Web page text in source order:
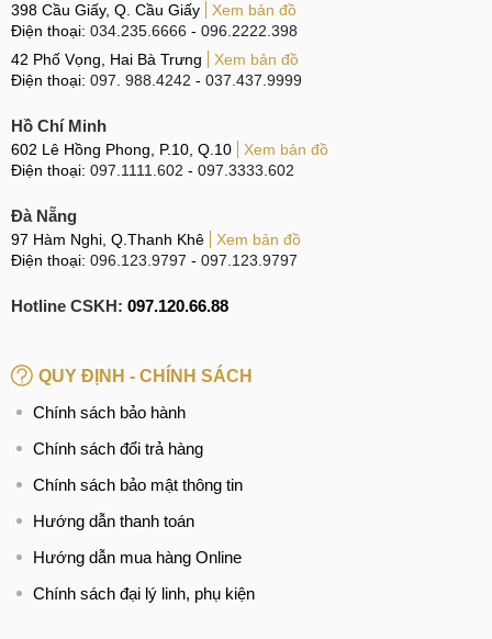
Hệ thống sửa chữa điện thoại di động
Tại Hà Nội
CN 1:120 Thái Hà, Q. Đống Đa
Hotline:037.437.9999
Hotline:096.2222.398
Hotline:0338.424242
CN 5:
602 Lê Hồng Phong, Quận 10
Hotline:097.3333.602
Tại Đà Nẵng
CN 6:97 Hàm Nghi, Q.Thanh Khê
398 Cầu Giấy, Q. Cầu Giấy
Xem bản đồ
Điện thoại: 034.235.6666 - 096.2222.398
42 Phố Vọng, Hai Bà Trưng
Xem bản đồ
Điện thoại: 097. 988.4242 - 037.437.9999
Hồ Chí Minh
602 Lê Hồng Phong, P.10, Q.10
Xem bản đồ
Điện thoại: 097.1111.602 - 097.3333.602
Đà Nẵng
97 Hàm Nghi, Q.Thanh Khê
Xem bản đồ
Điện thoại: 096.123.9797 - 097.123.9797
Hotline CSKH: 097.120.66.88
QUY ĐỊNH - CHÍNH SÁCH
Chính sách bảo hành
Chính sách đổi trả hàng
Chính sách bảo mật thông tin
Hướng dẫn thanh toán
Hướng dẫn mua hàng Online
Chính sách đại lý linh, phụ kiện